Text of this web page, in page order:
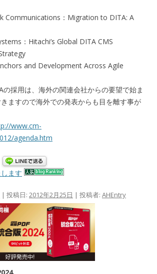
Communications：Migration to DITA: A
：Hitachi’s Global DITA CMS
and Development Across Agile
の採用は、海外の関連会社からの要望で始ま
ますので海外での発表からも目を離す事が
www.cm-
agenda.htm
ます
| 投稿日: 2012年2月25日 | 投稿者: AHEntry